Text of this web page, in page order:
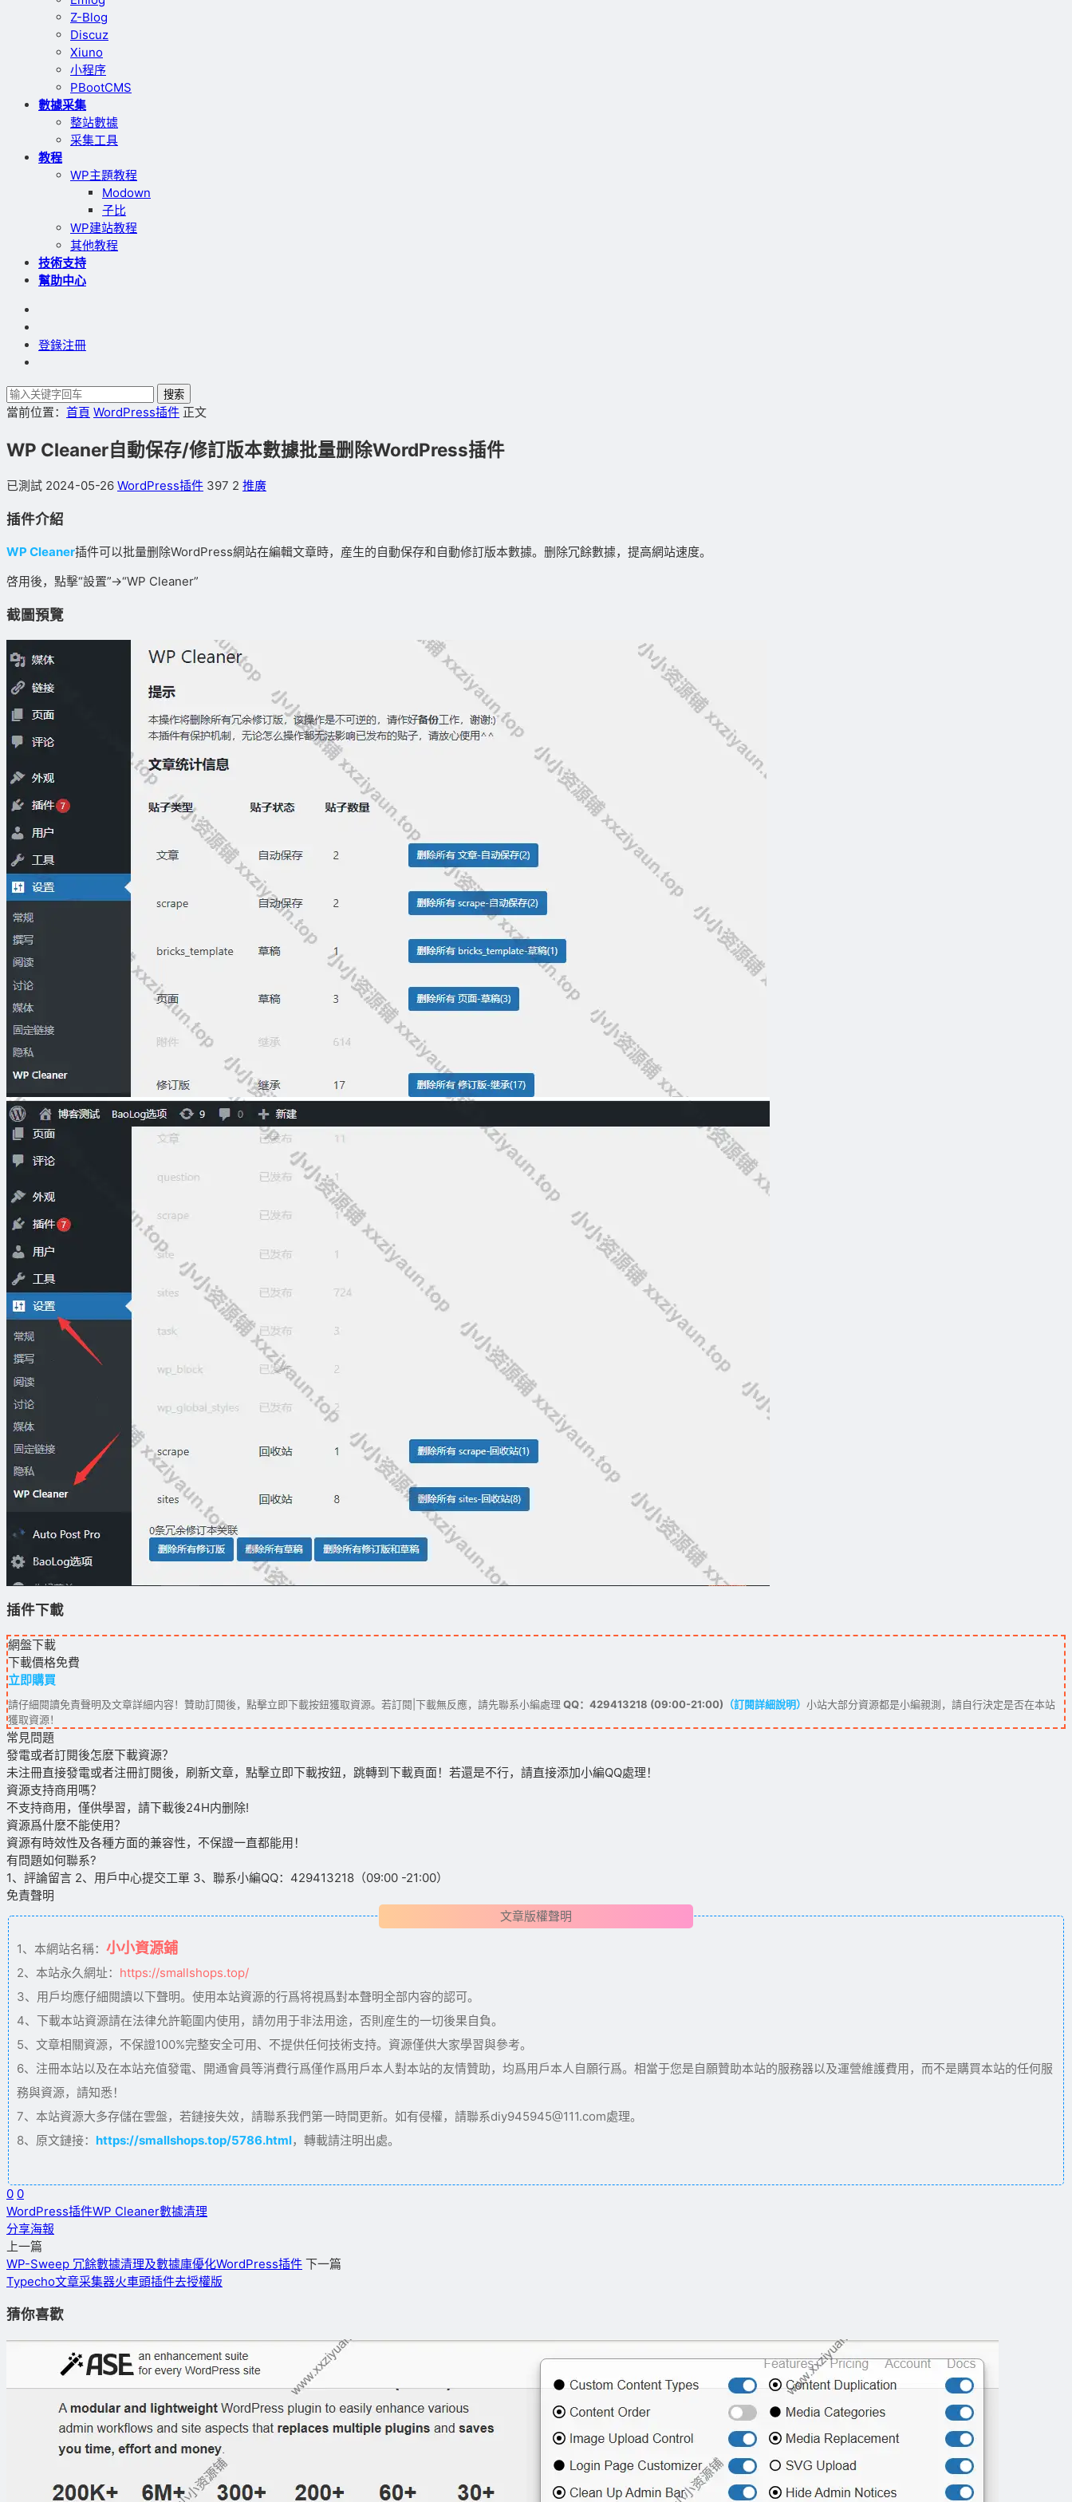
Z-Blog
Discuz
Xiuno
小程序
PBootCMS
數據采集
整站數據
采集工具
教程
WP主題教程
Modown
子比
WP建站教程
其他教程
技術支持
幫助中心
登錄注冊
搜索
當前位置： 首頁 WordPress插件 正文
WP Cleaner自動保存/修訂版本數據批量删除WordPress插件
已測試 2024-05-26 WordPress插件 397 2 推廣
插件介紹
WP Cleaner插件可以批量删除WordPress網站在編輯文章時，産生的自動保存和自動修訂版本數據。删除冗餘數據，提高網站速度。
啓用後，點擊“設置”→“WP Cleaner”
截圖預覽
插件下載
網盤下載
下載價格免費
立即購買
請仔細閱讀免責聲明及文章詳細内容！贊助訂閱後，點擊立即下載按鈕獲取資源。若訂閱|下載無反應，請先聯系小編處理 QQ：429413218 (09:00-21:00) （訂閱詳細說明） 小站大部分資源都是小編親測，請自行決定是否在本站
獲取資源！
常見問題
發電或者訂閱後怎麽下載資源？
未注冊直接發電或者注冊訂閱後，刷新文章，點擊立即下載按鈕，跳轉到下載頁面！若還是不行，請直接添加小編QQ處理！
資源支持商用嗎？
不支持商用，僅供學習，請下載後24H内删除!
資源爲什麽不能使用？
資源有時效性及各種方面的兼容性，不保證一直都能用！
有問題如何聯系?
1、評論留言 2、用戶中心提交工單 3、聯系小編QQ：429413218（09:00 -21:00）
免責聲明
文章版權聲明
1、本網站名稱： 小小資源鋪
2、本站永久網址： https://smallshops.top/
3、用戶均應仔細閱讀以下聲明。使用本站資源的行爲将視爲對本聲明全部内容的認可。
4、下載本站資源請在法律允許範圍内使用，請勿用于非法用途，否則産生的一切後果自負。
5、文章相關資源，不保證100%完整安全可用、不提供任何技術支持。資源僅供大家學習與參考。
6、注冊本站以及在本站充值發電、開通會員等消費行爲僅作爲用戶本人對本站的友情贊助，均爲用戶本人自願行爲。相當于您是自願贊助本站的服務器以及運營維護費用，而不是購買本站的任何服
務與資源，請知悉！
7、本站資源大多存儲在雲盤，若鏈接失效，請聯系我們第一時間更新。如有侵權，請聯系diy945945@111.com處理。
8、原文鏈接： https://smallshops.top/5786.html，轉載請注明出處。
0 0
WordPress插件WP Cleaner數據清理
分享海報
上一篇
WP-Sweep 冗餘數據清理及數據庫優化WordPress插件 下一篇
Typecho文章采集器火車頭插件去授權版
猜你喜歡